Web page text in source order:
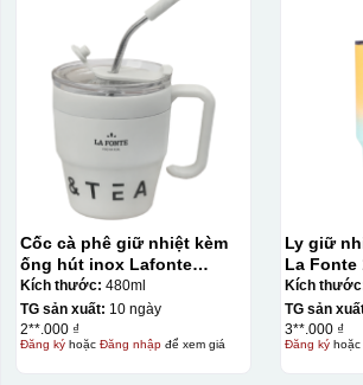
Bước 3: Xếp sản phẩm sau khi dán
nung ở nhiệt độ 700-800 độ C
Deacl
vàng, khi in ở nhiệt cao, nền đó sẽ
lại mực in logo dính chết lên gốm sứ
size="full" ids="29792,29791,29790"]
Cốc cà phê giữ nhiệt kèm
ống hút inox Lafonte
480ML – 012782
Kích thước: 480ml
TG sản xuất: 10 ngày
2**.000 ₫
Đăng kýhoặc Đăng nhậpđể xem giá
Ly giữ
La Fonte 1200 ml có tay
cầm
Kích
TG sản
3**.000 ₫
Đăng kýhoặc